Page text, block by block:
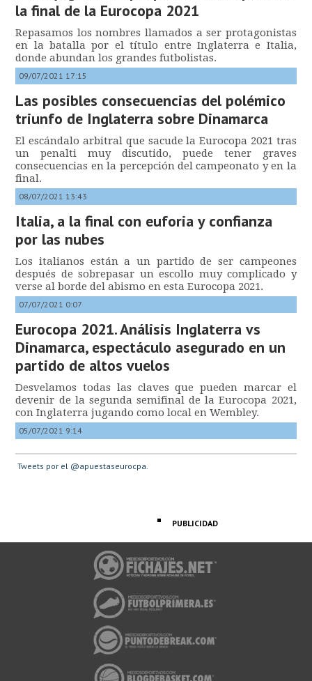
la final de la Eurocopa 2021
Repasamos los nombres llamados a ser protagonistas
en la batalla por el título entre Inglaterra e Italia,
donde abundan los grandes futbolistas.
09/07/2021 17:15
Las posibles consecuencias del polémico
triunfo de Inglaterra sobre Dinamarca
El escándalo arbitral que sacude la Eurocopa 2021 tras
un penalti muy discutido, puede tener graves
consecuencias en la percepción del campeonato y en la
final.
08/07/2021 13:43
Italia, a la final con euforia y confianza
por las nubes
Los italianos están a un partido de ser campeones
después de sobrepasar un escollo muy complicado y
verse al borde del abismo en esta Eurocopa 2021.
07/07/2021 0:07
Eurocopa 2021. Análisis Inglaterra vs
Dinamarca, espectáculo asegurado en un
partido de altos vuelos
Desvelamos todas las claves que pueden marcar el
devenir de la segunda semifinal de la Eurocopa 2021,
con Inglaterra jugando como local en Wembley.
05/07/2021 9:14
Tweets por el @apuestaseurocpa.
PUBLICIDAD